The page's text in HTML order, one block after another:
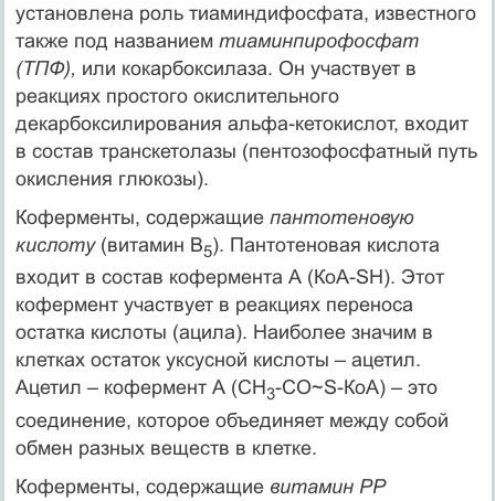
установлена роль тиаминдифосфата, известного
также под названием тиаминпирофосфат
(ТПФ), или кокарбоксилаза. Он участвует в
реакциях простого окислительного
декарбоксилирования альфа-кетокислот, входит
в состав транскетолазы (пентозофосфатный путь
окисления глюкозы).
Коферменты, содержащие пантотеновую
кислоту (витамин В5). Пантотеновая кислота
входит в состав кофермента А (КоА-SН). Этот
кофермент участвует в реакциях переноса
остатка кислоты (ацила). Наиболее значим в
клетках остаток уксусной кислоты – ацетил.
Ацетил – кофермент А (СН3-СО~S-КоА) – это
соединение, которое объединяет между собой
обмен разных веществ в клетке.
Коферменты, содержащие витамин РР